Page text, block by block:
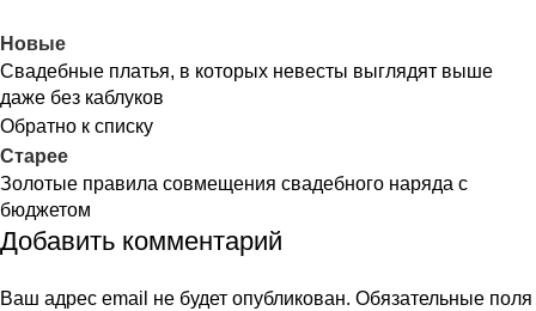
Новые
Свадебные платья, в которых невесты выглядят выше
даже без каблуков
Обратно к списку
Старее
Золотые правила совмещения свадебного наряда с
бюджетом
Добавить комментарий
Ваш адрес email не будет опубликован. Обязательные поля